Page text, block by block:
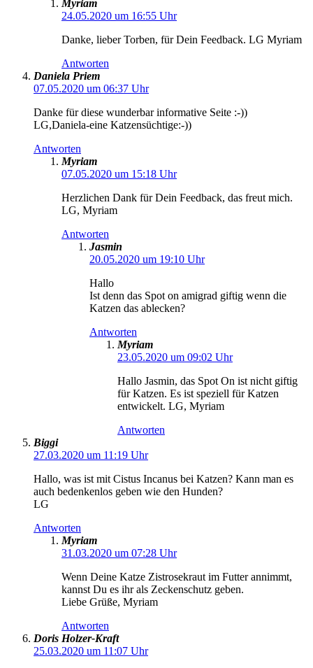
Myriam
24.05.2020 um 16:55 Uhr
Danke, lieber Torben, für Dein Feedback. LG Myriam
Antworten
Daniela Priem
07.05.2020 um 06:37 Uhr
Danke für diese wunderbar informative Seite :-))
LG,Daniela-eine Katzensüchtige:-))
Antworten
Myriam
07.05.2020 um 15:18 Uhr
Herzlichen Dank für Dein Feedback, das freut mich.
LG, Myriam
Antworten
Jasmin
20.05.2020 um 19:10 Uhr
Hallo
Ist denn das Spot on amigrad giftig wenn die
Katzen das ablecken?
Antworten
Myriam
23.05.2020 um 09:02 Uhr
Hallo Jasmin, das Spot On ist nicht giftig
für Katzen. Es ist speziell für Katzen
entwickelt. LG, Myriam
Antworten
Biggi
27.03.2020 um 11:19 Uhr
Hallo, was ist mit Cistus Incanus bei Katzen? Kann man es
auch bedenkenlos geben wie den Hunden?
LG
Antworten
Myriam
31.03.2020 um 07:28 Uhr
Wenn Deine Katze Zistrosekraut im Futter annimmt,
kannst Du es ihr als Zeckenschutz geben.
Liebe Grüße, Myriam
Antworten
Doris Holzer-Kraft
25.03.2020 um 11:07 Uhr